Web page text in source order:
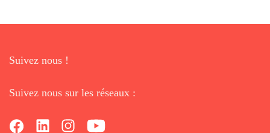
Suivez nous !
Suivez nous sur les réseaux :